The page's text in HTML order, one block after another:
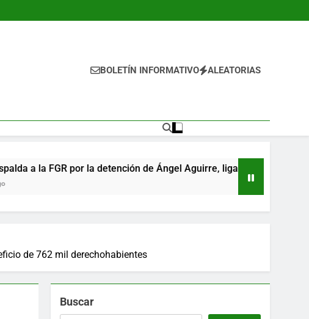
BOLETÍN INFORMATIVO ALEATORIAS
por la detención de Ángel Aguirre, ligado al caso Ayotzinapa
de 762 mil derechohabientes
Buscar